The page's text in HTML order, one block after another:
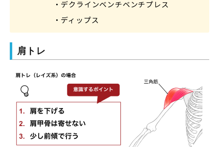
・デクラインベンチベンチプレス
・ディップス
肩トレ